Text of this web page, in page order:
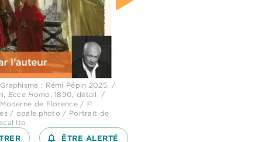
: Rémi Pépin 2025. /
Ecce Homo , 1890, détail. /
Moderne de Florence / ©
/ opale.photo / Portrait de
Ito
notifications_none_outlined
ÊTRE ALERTÉ